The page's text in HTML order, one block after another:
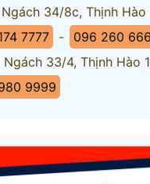
Ngách 34/8c, Thịnh Hào
7777 -
096 260
Ngách 33/4, Thịnh Hào
9999